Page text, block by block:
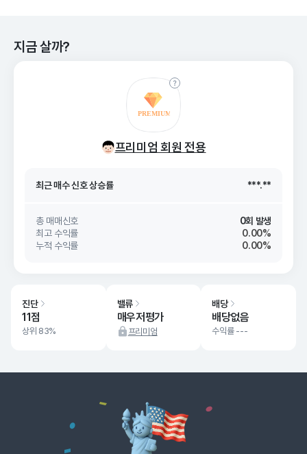
지금 살까?
프리미엄 회원 전용
26. 08/09
최근 매수 신호 상승률 ***.**
최근 매수 신호 ***.**
총 매매신호
0회 발생
최고 수익률
0.00%
누적 수익률
0.00%
진단
11점
상위 83%
밸류
매우저평가
프리미엄
배당
배당없음
수익률 ---